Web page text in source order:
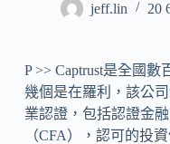
jeff.lin 20
P >> Captrust是全國
幾個是在羅利，該公
業認證，包括認證金
（CFA），認可的投